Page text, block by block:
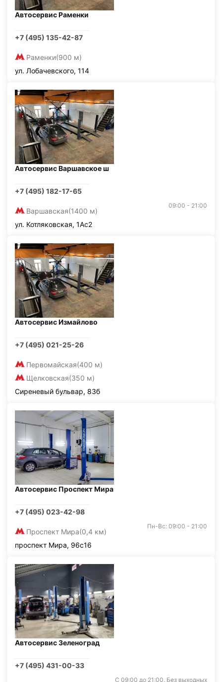
Автосервис Раменки
+7 (495) 135-42-87
Раменки(900 м)
ул. Лобачевского, 114
Автосервис Варшавское ш
+7 (495) 182-17-65
Варшавская(1400 м)
09:00 - 21:00
ул. Котляковская, 1Ас2
Автосервис Измайлово
+7 (495) 021-25-26
Первомайская(400 м)
Щелковская(350 м)
Сиреневый бульвар, 83б
Автосервис Проспект Мира
+7 (495) 023-42-98
Проспект Мира(0,4 км)
Пн-Вс: 09:00 - 21:00
проспект Мира, 96с16
Автосервис Зеленоград
+7 (495) 431-00-33
С 09:00 до 21:00. Без выходных